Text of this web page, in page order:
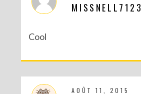
MISSNELL7123
Cool
AOÛT 11, 2015